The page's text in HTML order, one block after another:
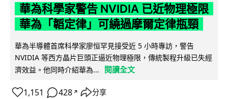
華為科學家警告 NVIDIA 已近物理極限
華為「韜定律」可繞過摩爾定律瓶頸
華為半導體首席科學家廖恒罕見接受近 5 小時專訪，警告
NVIDIA 等西方晶片巨頭正逼近物理極限，傳統製程升級已失經
濟效益。他同時介紹華為...
閱讀全文
1,151 428 ↗ 分享